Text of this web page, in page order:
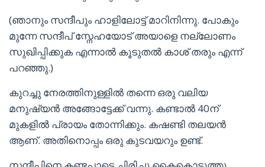
(ഞാനും സന്ദീപും ഹാളിലോട്ട് മാറിനിന്നു. പോകും
മുന്നേ സന്ദീപ് സ്നേഹയോട് അയാളെ നല്ലോണം
സുഖിപ്പിക്കുക എന്നാൽ കൂടുതൽ കാശ് തരും എന്ന്
പറഞ്ഞു.)
കുറച്ചു നേരത്തിനുള്ളിൽ തന്നെ ഒരു വലിയ
മനുഷ്യൻ അങ്ങോട്ടേക്ക് വന്നു. കണ്ടാൽ 40ന്
മുകളിൽ പ്രായം തോന്നിക്കും. കഷണ്ടി തലയൻ
ആണ്. അതിനൊപ്പം ഒരു കുടവയറും ഉണ്ട്.